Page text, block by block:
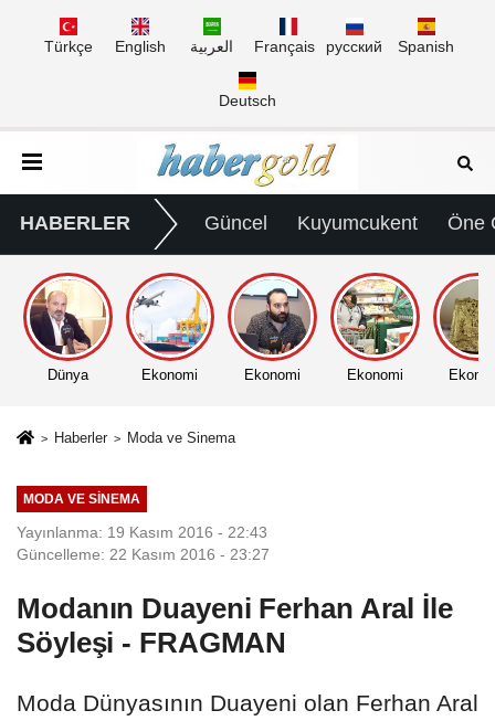
Türkçe English العربية Français русский Spanish
Deutsch
HABERLER Güncel Kuyumcukent Öne
Dünya Ekonomi Ekonomi Ekonomi
Haberler Moda ve Sinema
MODA VE SINEMA
Yayınlanma: 19 Kasım 2016 - 22:43
Güncelleme: 22 Kasım 2016 - 23:27
Modanın Duayeni Ferhan Aral İle
Söyleşi - FRAGMAN
Moda Dünyasının Duayeni olan Ferhan Aral